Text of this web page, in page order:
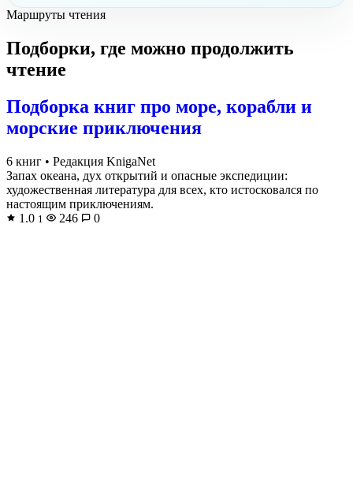
Маршруты чтения
Подборки, где можно продолжить
чтение
Подборка книг про море, корабли и
морские приключения
6 книг • Редакция KnigaNet
Запах океана, дух открытий и опасные экспедиции:
художественная литература для всех, кто истосковался по
настоящим приключениям.
1.0 1 246 0